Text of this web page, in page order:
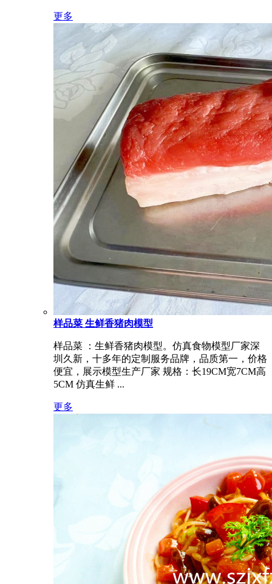
更多
样品菜 生鲜香猪肉模型
样品菜 ：生鲜香猪肉模型。仿真食物模型厂家深
圳久新，十多年的定制服务品牌，品质第一，价格
便宜，展示模型生产厂家 规格：长19CM宽7CM高
5CM 仿真生鲜 ...
更多